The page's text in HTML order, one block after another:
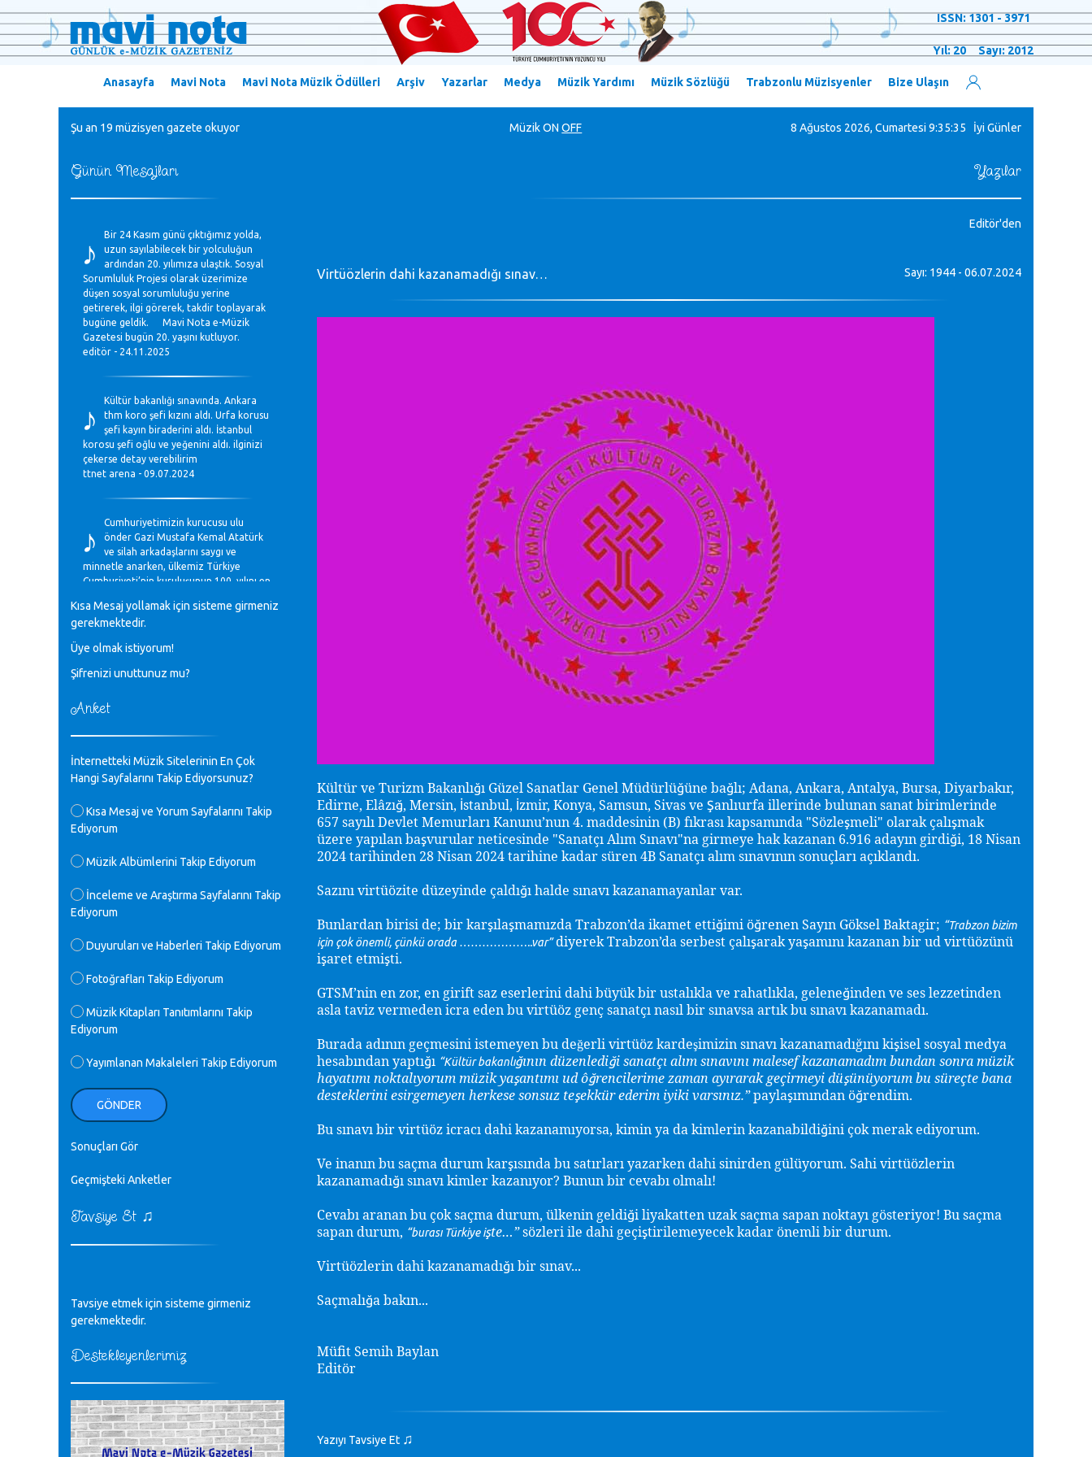
ISSN: 1301 - 3971
Yıl: 20 Sayı: 2012
Anasayfa Mavi Nota Mavi Nota Müzik Ödülleri Arşiv Yazarlar Medya Müzik Yardımı Müzik Sözlüğü Trabzonlu Müzisyenler Bize Ulaşın
Şu an 19 müzisyen gazete okuyor MüzikON OFF 8 Ağustos 2026, Cumartesi 9:35:36 İyi Günler
Günün Mesajları
♪
Bir 24 Kasım günü çıktığımız yolda,
uzun sayılabilecek bir yolculuğun
ardından 20. yılımıza ulaştık. Sosyal
Sorumluluk Projesi olarak üzerimize
düşen sosyal sorumluluğu yerine
getirerek, ilgi görerek, takdir toplayarak
bugüne geldik. Mavi Nota e-Müzik
Gazetesi bugün 20. yaşını kutluyor.
editör - 24.11.2025
♪
Kültür bakanlığı sınavında. Ankara
thm koro şefi kızını aldı. Urfa korusu
şefi kayın biraderini aldı. İstanbul
korosu şefi oğlu ve yeğenini aldı. ilginizi
çekerse detay verebilirim
ttnet arena - 09.07.2024
♪
Cumhuriyetimizin kurucusu ulu
önder Gazi Mustafa Kemal Atatürk
ve silah arkadaşlarını saygı ve
minnetle anarken, ülkemiz Türkiye
Cumhuriyeti’nin kuruluşunun 100. yılını en
Mavi Nota - 28.10.2023
♪
Müzik Bölümlerinin Eğitim
Gülşah Sargın Kaptaş - 28.10.2023
♪
Mavi Nota - 07.02.2023
♪
30 yıl sonra karşılaşmak çok güzel
Kurtuluş, teveccüh etmişsin çok
verirsen sevinirim, selamlar, sevgiler.
♪
yıllarımda özel radyo yayıncılığı
ödülüne layık görülmüştüm evde yıllar
arayayım dediğimde ikinci büyük şoku
yaşadım 1994 de verdiği ödülü değerli
hocam arşivinde fotoğraf larımız ile
emek emeği geçen herkese en derin
ellerinden benim için öpün.
Kurtuluş Çelebi - 07.01.2023
♪
Mavi Nota - 24.11.2022
♪
Biliyorum Cüneyt bey, yazımda da
♪
sayın müfit bey bilgilerinizi kontrol
edi 6440 sayılı cso kurulrş kanununda
Kısa Mesaj yollamak için sisteme girmeniz
gerekmektedir.
Üye olmak istiyorum!
Şifrenizi unuttunuz mu?
Anket
İnternetteki Müzik Sitelerinin En Çok
Hangi Sayfalarını Takip Ediyorsunuz?
Kısa Mesaj ve Yorum Sayfalarını Takip
Ediyorum
Müzik Albümlerini Takip Ediyorum
İnceleme ve Araştırma Sayfalarını Takip
Ediyorum
Duyuruları ve Haberleri Takip Ediyorum
Fotoğrafları Takip Ediyorum
Müzik Kitapları Tanıtımlarını Takip
Ediyorum
Yayımlanan Makaleleri Takip Ediyorum
GÖNDER
Sonuçları Gör
Geçmişteki Anketler
Tavsiye Et ♫
Tavsiye etmek için sisteme girmeniz
gerekmektedir.
Destekleyenlerimiz
Yazılar
Editör'den
Virtüözlerin dahi kazanamadığı sınav… Sayı: 1944 - 06.07.2024
Kültür ve Turizm Bakanlığı Güzel Sanatlar Genel Müdürlüğüne bağlı; Adana, Ankara, Antalya, Bursa, Diyarbakır,
Edirne, Elâzığ, Mersin, İstanbul, İzmir, Konya, Samsun, Sivas ve Şanlıurfa illerinde bulunan sanat birimlerinde
657 sayılı Devlet Memurları Kanunu’nun 4. maddesinin (B) fıkrası kapsamında "Sözleşmeli" olarak çalışmak
üzere yapılan başvurular neticesinde "Sanatçı Alım Sınavı"na girmeye hak kazanan 6.916 adayın girdiği, 18 Nisan
2024 tarihinden 28 Nisan 2024 tarihine kadar süren 4B Sanatçı alım sınavının sonuçları açıklandı.
Sazını virtüözite düzeyinde çaldığı halde sınavı kazanamayanlar var.
Bunlardan birisi de; bir karşılaşmamızda Trabzon’da ikamet ettiğimi öğrenen Sayın Göksel Baktagir; “Trabzon bizim
için çok önemli, çünkü orada ………………..var”diyerek Trabzon’da serbest çalışarak yaşamını kazanan bir ud virtüözünü
işaret etmişti.
GTSM’nin en zor, en girift saz eserlerini dahi büyük bir ustalıkla ve rahatlıkla, geleneğinden ve ses lezzetinden
asla taviz vermeden icra eden bu virtüöz genç sanatçı nasıl bir sınavsa artık bu sınavı kazanamadı.
Burada adının geçmesini istemeyen bu değerli virtüöz kardeşimizin sınavı kazanamadığınıkişisel sosyal medya
hesabından yaptığı “Kültür bakanlığının düzenlediği sanatçı alım sınavını malesef kazanamadım bundan sonra müzik
hayatımı noktalıyorum müzik yaşantımı ud ôğrencilerime zaman ayırarak geçirmeyi düşünüyorum bu süreçte bana
desteklerini esirgemeyen herkese sonsuz teşekkür ederim iyiki varsınız.”paylaşımından öğrendim.
Bu sınavı bir virtüöz icracı dahi kazanamıyorsa, kimin ya da kimlerin kazanabildiğini çok merak ediyorum.
Ve inanın bu saçma durum karşısında bu satırları yazarken dahi sinirden gülüyorum. Sahi virtüözlerin
kazanamadığı sınavı kimler kazanıyor? Bunun bir cevabı olmalı!
Cevabı aranan bu çok saçma durum, ülkenin geldiği liyakatten uzak saçma sapan noktayı gösteriyor! Bu saçma
sapan durum, “burası Türkiye işte…”sözleri ile dahi geçiştirilemeyecek kadar önemli bir durum.
Virtüözlerin dahi kazanamadığı bir sınav...
Saçmalığa bakın...
Müfit Semih Baylan
Editör
Yazıyı Tavsiye Et ♫